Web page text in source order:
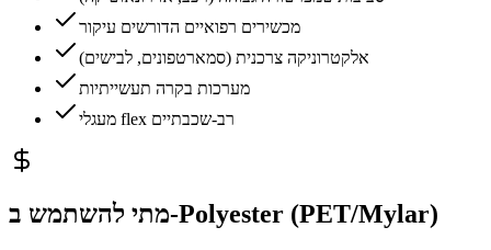
מכשירים רפואיים הדורשים עיקור
אלקטרוניקה צרכנית (סמארטפונים, לבישים)
מערכות בקרה תעשייתיות
מעגלי flex רב-שכבתיים
מתי להשתמש ב-Polyester (PET/Mylar)